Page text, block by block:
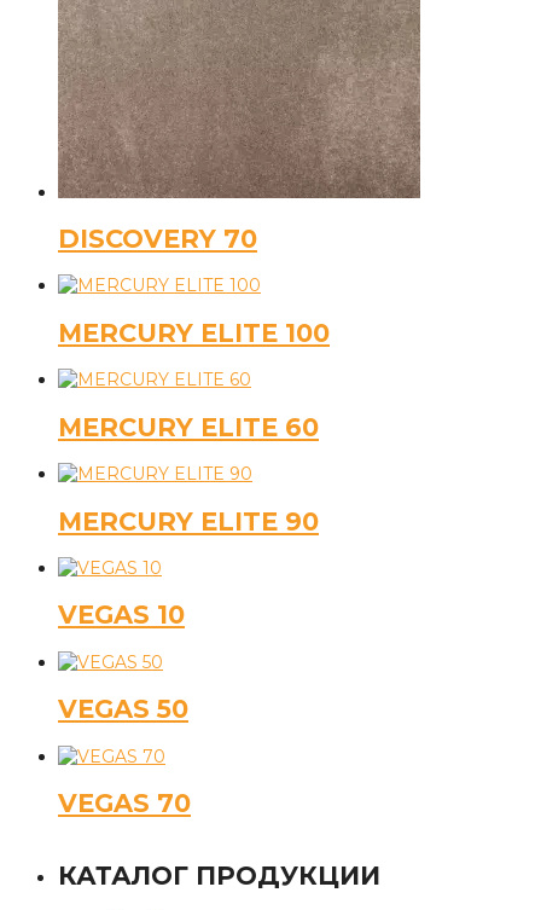
DISCOVERY 70
MERCURY ELITE 100
MERCURY ELITE 60
MERCURY ELITE 90
VEGAS 10
VEGAS 50
VEGAS 70
КАТАЛОГ ПРОДУКЦИИ